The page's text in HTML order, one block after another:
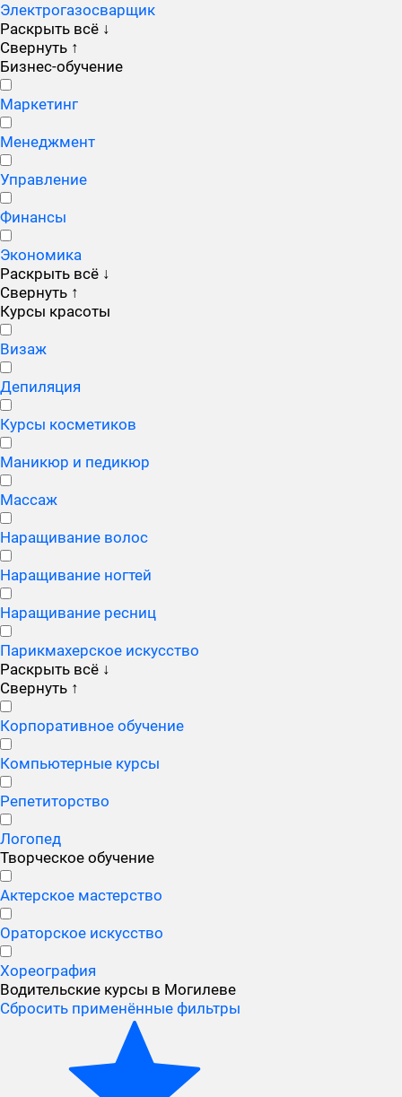
Электрогазосварщик
Раскрыть всё ↓
Свернуть ↑
Бизнес-обучение
Маркетинг
Менеджмент
Управление
Финансы
Экономика
Раскрыть всё ↓
Свернуть ↑
Курсы красоты
Визаж
Депиляция
Курсы косметиков
Маникюр и педикюр
Массаж
Наращивание волос
Наращивание ногтей
Наращивание ресниц
Парикмахерское искусство
Раскрыть всё ↓
Свернуть ↑
Корпоративное обучение
Компьютерные курсы
Репетиторство
Логопед
Творческое обучение
Актерское мастерство
Ораторское искусство
Хореография
Водительские курсы в Могилеве
Сбросить применённые фильтры